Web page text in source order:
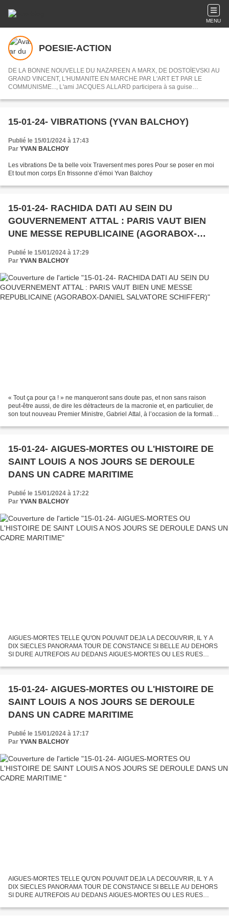
MENU
POESIE-ACTION
DE LA BONNE NOUVELLE DU NAZAREEN A MARX, DE DOSTOÏEVSKI AU
GRAND VINCENT, L'HUMANITE EN MARCHE PAR L'ART ET PAR LE
COMMUNISME..., L'ami JACQUES ALLARD participera à sa guise
articles choisis.
15-01-24- VIBRATIONS (YVAN BALCHOY)
Publié le 15/01/2024 à 17:43
Par YVAN BALCHOY
Les vibrations De ta belle voix Traversent mes pores Pour se poser en moi
Et tout mon corps En frissonne d’émoi Yvan Balchoy
15-01-24- RACHIDA DATI AU SEIN DU
GOUVERNEMENT ATTAL : PARIS VAUT BIEN
UNE MESSE REPUBLICAINE (AGORABOX-
DANIEL SALVATORE SCHIFFER)
Publié le 15/01/2024 à 17:29
Par YVAN BALCHOY
« Tout ça pour ça ! » ne manqueront sans doute pas, et non sans raison
peut-être aussi, de dire les détracteurs de la macronie et, en particulier, de
son tout nouveau Premier Ministre, Gabriel Attal, à l’occasion de la formation
15-01-24- AIGUES-MORTES OU L'HISTOIRE DE
SAINT LOUIS A NOS JOURS SE DEROULE
DANS UN CADRE MARITIME
Publié le 15/01/2024 à 17:22
Par YVAN BALCHOY
AIGUES-MORTES TELLE QU'ON POUVAIT DEJA LA DECOUVRIR, IL Y A
DIX SIECLES PANORAMA TOUR DE CONSTANCE SI BELLE AU DEHORS
SI DURE AUTREFOIS AU DEDANS AIGUES-MORTES OU LES RUES
TOUR DE CONSTANCE VEILLE...
15-01-24- AIGUES-MORTES OU L'HISTOIRE DE
SAINT LOUIS A NOS JOURS SE DEROULE
DANS UN CADRE MARITIME
Publié le 15/01/2024 à 17:17
Par YVAN BALCHOY
AIGUES-MORTES TELLE QU'ON POUVAIT DEJA LA DECOUVRIR, IL Y A
DIX SIECLES PANORAMA TOUR DE CONSTANCE SI BELLE AU DEHORS
SI DURE AUTREFOIS AU DEDANS AIGUES-MORTES OU LES RUES
TOUR DE CONSTANCE VEILLE...